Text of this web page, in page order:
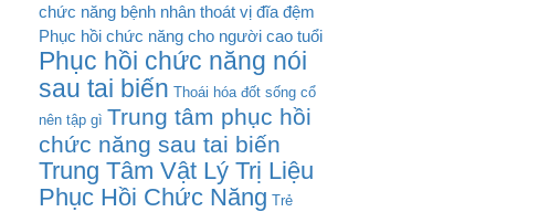
chức năng bệnh nhân thoát vị đĩa đệm
Phục hồi chức năng cho người cao tuổi
Phục hồi chức năng nói
sau tai biến Thoái hóa đốt sống cổ
nên tập gì Trung tâm phục hồi
chức năng sau tai biến
Trung Tâm Vật Lý Trị Liệu
Phục Hồi Chức Năng Trẻ